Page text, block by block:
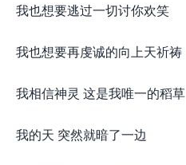
我也想要逃过一切讨你欢笑
我也想要再虔诚的向上天祈祷
我相信神灵 这是我唯一的稻草
我的天 突然就暗了一边